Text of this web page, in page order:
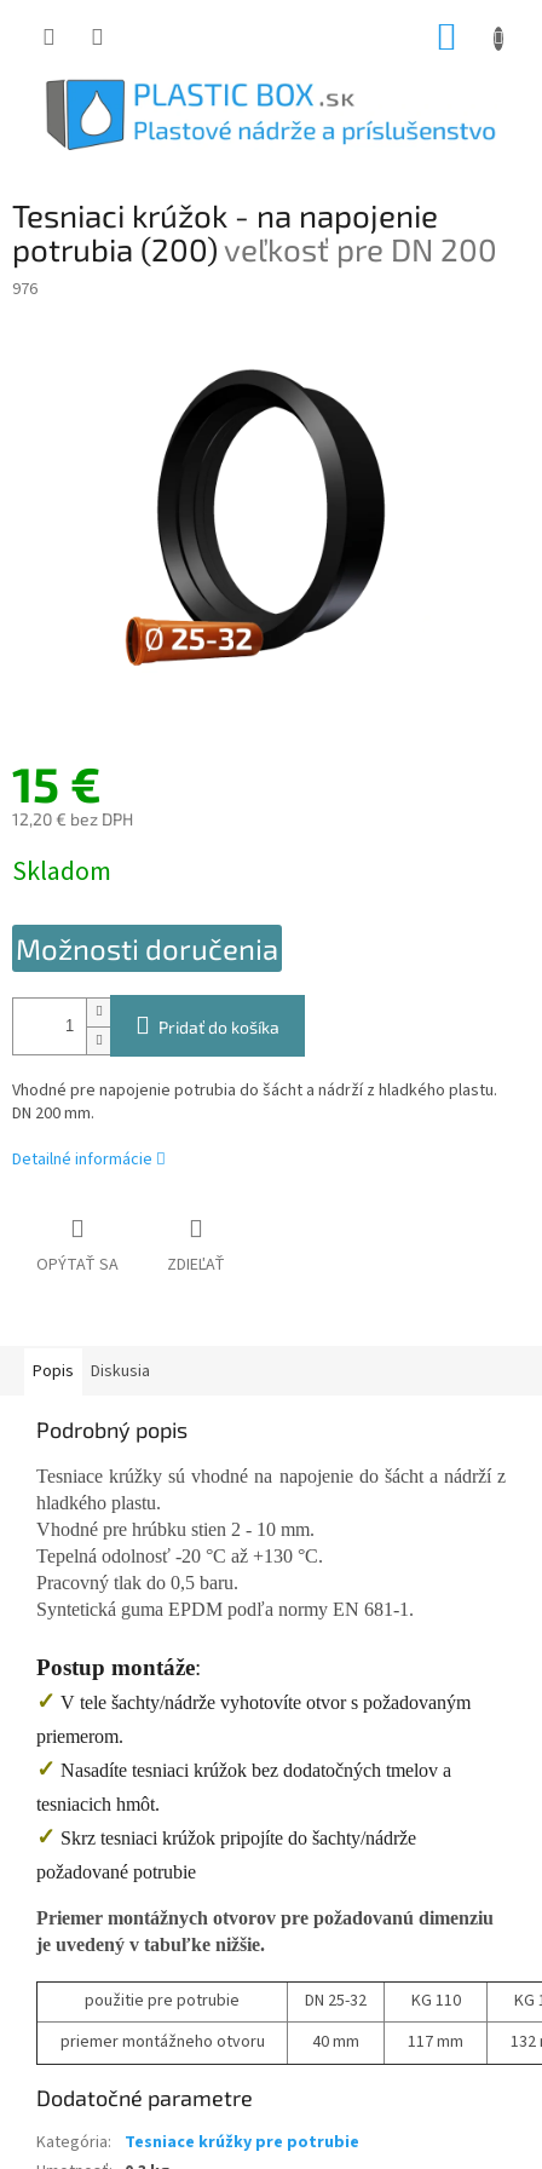
Tesniaci krúžok - na napojenie
potrubia (200)veľkosť pre DN 200
976
15 €
12,20 € bez DPH
cena:
Skladom
Možnosti doručenia
Pridať do košíka
Vhodné pre napojenie potrubia do šácht a nádrží z hladkého plastu.
DN 200 mm.
Detailné informácie
OPÝTAŤ SA ZDIEĽAŤ
Popis Diskusia
Podrobný popis
Tesniace krúžky sú vhodné na napojenie do šácht a nádrží z
hladkého plastu.
Vhodné pre hrúbku stien 2 - 10 mm.
Tepelná odolnosť -20 °C až +130 °C.
Pracovný tlak do 0,5 baru.
Syntetická guma EPDM podľa normy EN 681-1.
Postup montáže:
✓ V tele šachty/nádrže vyhotovíte otvor s požadovaným
priemerom.
✓ Nasadíte tesniaci krúžok bez dodatočných tmelov a
tesniacich hmôt.
✓ Skrz tesniaci krúžok pripojíte do šachty/nádrže
požadované potrubie
Priemer montážnych otvorov pre požadovanú dimenziu
je uvedený v tabuľke nižšie.
použitie pre potrubie DN 25-32 KG 110
KG
priemer montážneho otvoru
40 mm 117 mm 132
Dodatočné parametre
Kategória:
Tesniace krúžky pre potrubie